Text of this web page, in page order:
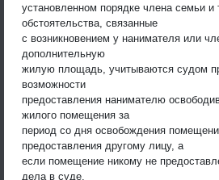
установленном порядке члена семьи и
обстоятельства, связанные
с возникновением у нанимателя или
дополнительную
жилую площадь, учитываются судом
возможности
предоставления нанимателю
жилого помещения за
период со дня освобождения
предоставления другому лицу, а
если помещение никому не
дела в суде.